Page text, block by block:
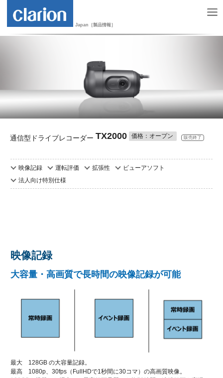
Japan［製品情報］
通信型ドライブレコーダー TX2000 価格：オープン 販売終了
映像記録 運転評価 拡張性
ビューアソフト
法人向け特別仕様
映像記録
大容量・高画質で長時間の映像記録が可能
最大 128GB の大容量記録。
最高 1080p、30fps（FullHDで1秒間に30コマ）の高画質映像。